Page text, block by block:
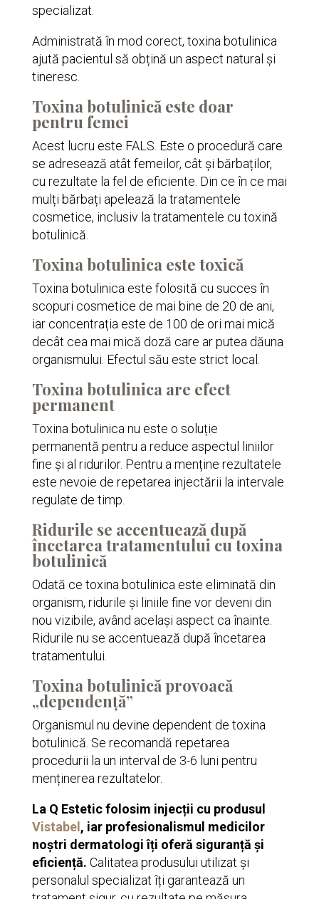
specializat.
Administrată în mod corect, toxina botulinica
ajută pacientul să obțină un aspect natural și
tineresc.
Toxina botulinică este doar
pentru femei
Acest lucru este FALS. Este o procedură care
se adresează atât femeilor, cât și bărbaților,
cu rezultate la fel de eficiente. Din ce în ce mai
mulți bărbați apelează la tratamentele
cosmetice, inclusiv la tratamentele cu toxină
botulinică.
Toxina botulinica este toxică
Toxina botulinica este folosită cu succes în
scopuri cosmetice de mai bine de 20 de ani,
iar concentrația este de 100 de ori mai mică
decât cea mai mică doză care ar putea dăuna
organismului. Efectul său este strict local.
Toxina botulinica are efect
permanent
Toxina botulinica nu este o soluție
permanentă pentru a reduce aspectul liniilor
fine și al ridurilor. Pentru a menține rezultatele
este nevoie de repetarea injectării la intervale
regulate de timp.
Ridurile se accentuează după
încetarea tratamentului cu toxina
botulinică
Odată ce toxina botulinica este eliminată din
organism, ridurile și liniile fine vor deveni din
nou vizibile, având același aspect ca înainte.
Ridurile nu se accentuează după încetarea
tratamentului.
Toxina botulinică provoacă
„dependență”
Organismul nu devine dependent de toxina
botulinică. Se recomandă repetarea
procedurii la un interval de 3-6 luni pentru
menținerea rezultatelor.
La Q Estetic folosim injecții cu produsul
Vistabel, iar profesionalismul medicilor
noștri dermatologi îți oferă siguranță și
eficiență. Calitatea produsului utilizat și
personalul specializat îți garantează un